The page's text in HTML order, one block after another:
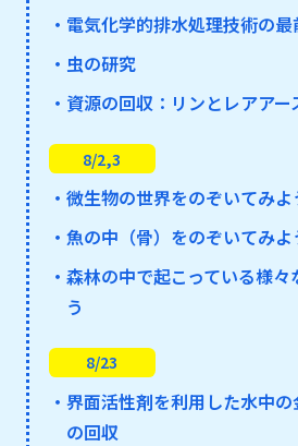
・電気化学的排水処理技術の
・虫の研究
・資源の回収：リンとレアアー
8/2,3
・微生物の世界をのぞいてみよ
・魚の中（骨）をのぞいてみよ
・森林の中で起こっている様
う
8/23
・界面活性剤を利用した水中
の回収